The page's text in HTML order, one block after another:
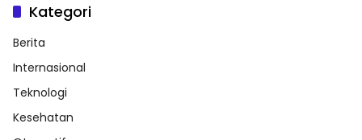
Kategori
Berita
Internasional
Teknologi
Kesehatan